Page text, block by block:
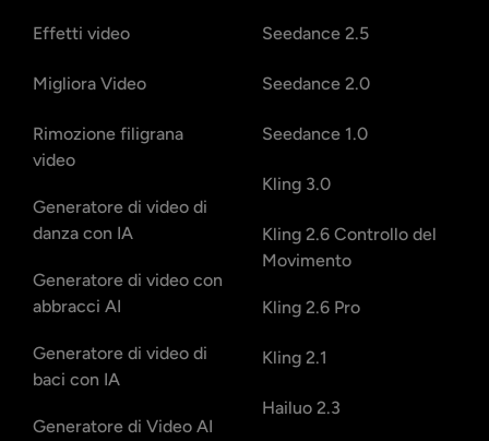
Effetti video
Migliora Video
Rimozione filigrana
video
Generatore di video di
danza con IA
Generatore di video con
abbracci AI
Generatore di video di
baci con IA
Generatore di Video AI
Seedance 2.5
Seedance 2.0
Seedance 1.0
Kling 3.0
Kling 2.6 Controllo del
Movimento
Kling 2.6 Pro
Kling 2.1
Hailuo 2.3